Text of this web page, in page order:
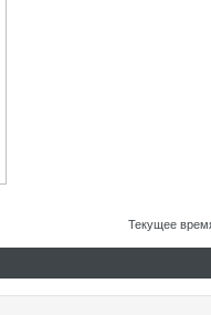
Текущее